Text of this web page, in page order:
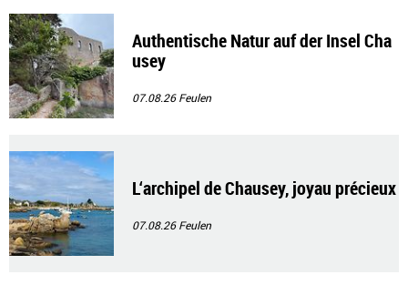
Authentische Natur auf der Insel Cha
usey
07.08.26Feulen
L‘archipel de Chausey, joyau précieux
07.08.26Feulen